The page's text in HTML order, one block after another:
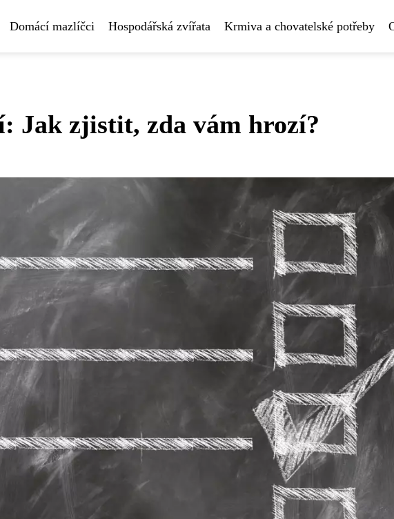
Domácí mazlíčci Hospodářská zvířata Krmiva a chovatelské potřeby
Jak zjistit, zda vám hrozí?